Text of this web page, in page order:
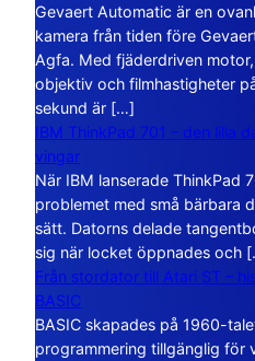
Gevaert Automatic är en
kamera från tiden före
Agfa. Med fjäderdriven
objektiv och filmhastigheter
sekund är […]
IBM ThinkPad 701 – den lilla
vingar
När IBM lanserade ThinkPad
problemet med små bärbara
sätt. Datorns delade
sig när locket öppnades och
Från stordator till Atari ST –
BASIC
BASIC skapades på 1960-
programmering tillgänglig för